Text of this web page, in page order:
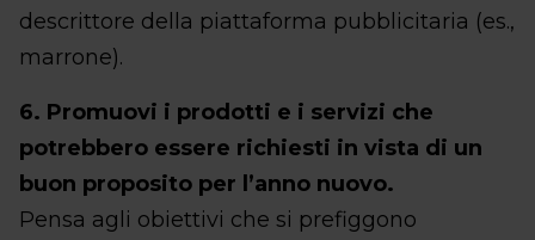
descrittore della piattaforma pubblicitaria (es.,
marrone).
6. Promuovi i prodotti e i servizi che
potrebbero essere richiesti in vista di un
buon proposito per l’anno nuovo.
Pensa agli obiettivi che si prefiggono